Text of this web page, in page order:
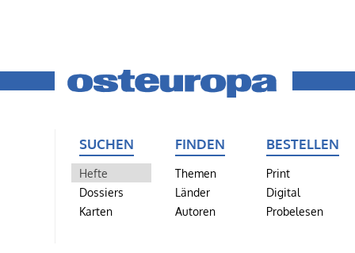
SUCHEN
Hefte
Dossiers
Karten
FINDEN
Themen
Länder
Autoren
BESTELLEN
Print
Digital
Probelesen